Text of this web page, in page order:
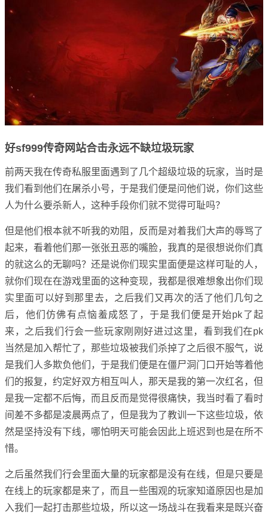
好sf999传奇网站合击永远不缺垃圾玩家
前两天我在传奇私服里面遇到了几个超级垃圾的玩家，当时是
我们看到他们在屠杀小号，于是我们便是问他们说，你们这些
人为什么要杀新人，这种手段你们就不觉得可耻吗？
但是他们根本就不听我的劝阻，反而是对着我们大声的辱骂了
起来，看着他们那一张张丑恶的嘴脸，我真的是很想说你们真
的就这么的无聊吗？还是说你们现实里面便是这样可耻的人，
就你们现在在游戏里面的这种变现，我都是很难想象出你们现
实里面可以好到那里去，之后我们又再次的活了他们几句之
后，他们仿佛有点恼羞成怒了，于是我们便是开始pk了起
来，之后我们行会一些玩家刚刚好进过这里，看到我们在pk
当然是加入帮忙了，那些垃圾被我们杀掉了之后很不服气，说
是我们人多欺负他们，于是我们便是在僵尸洞门口开始等着他
们的报复，约定好双方相互叫人，那天是我的第一次红名，但
是我一定都不后悔，而且反而是觉得很痛快，我当时看了看时
间差不多都是凌晨两点了，但是我为了教训一下这些垃圾，依
然是坚持没有下线，哪怕明天可能会因此上班迟到也是在所不
惜。
之后虽然我们行会里面大量的玩家都是没有在线，但是只要是
在线上的玩家都是来了，而且一些围观的玩家知道原因也是加
入我们一起打击那些垃圾，所以这一场战斗在我看来是既兴奋